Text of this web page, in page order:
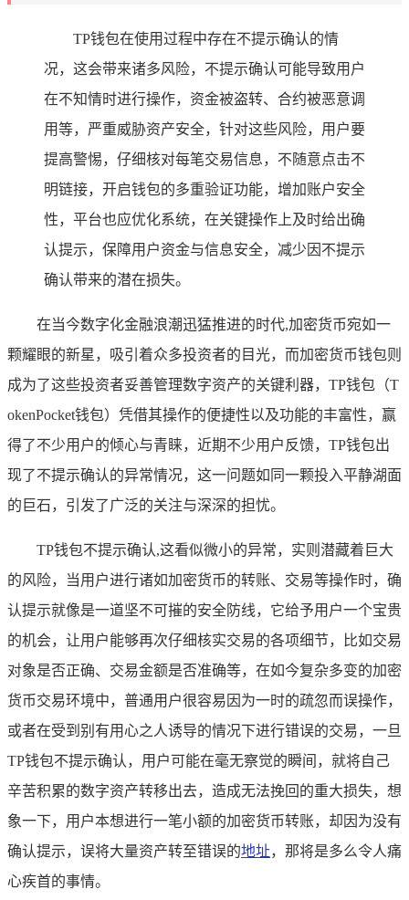
TP钱包在使用过程中存在不提示确认的情
况，这会带来诸多风险，不提示确认可能导致用户
在不知情时进行操作，资金被盗转、合约被恶意调
用等，严重威胁资产安全，针对这些风险，用户要
提高警惕，仔细核对每笔交易信息，不随意点击不
明链接，开启钱包的多重验证功能，增加账户安全
性，平台也应优化系统，在关键操作上及时给出确
认提示，保障用户资金与信息安全，减少因不提示
确认带来的潜在损失。
在当今数字化金融浪潮迅猛推进的时代,加密货币宛如一
颗耀眼的新星，吸引着众多投资者的目光，而加密货币钱包则
成为了这些投资者妥善管理数字资产的关键利器，TP钱包（T
okenPocket钱包）凭借其操作的便捷性以及功能的丰富性，赢
得了不少用户的倾心与青睐，近期不少用户反馈，TP钱包出
现了不提示确认的异常情况，这一问题如同一颗投入平静湖面
的巨石，引发了广泛的关注与深深的担忧。
TP钱包不提示确认,这看似微小的异常，实则潜藏着巨大
的风险，当用户进行诸如加密货币的转账、交易等操作时，确
认提示就像是一道坚不可摧的安全防线，它给予用户一个宝贵
的机会，让用户能够再次仔细核实交易的各项细节，比如交易
对象是否正确、交易金额是否准确等，在如今复杂多变的加密
货币交易环境中，普通用户很容易因为一时的疏忽而误操作，
或者在受到别有用心之人诱导的情况下进行错误的交易，一旦
TP钱包不提示确认，用户可能在毫无察觉的瞬间，就将自己
辛苦积累的数字资产转移出去，造成无法挽回的重大损失，想
象一下，用户本想进行一笔小额的加密货币转账，却因为没有
确认提示，误将大量资产转至错误的地址，那将是多么令人痛
心疾首的事情。